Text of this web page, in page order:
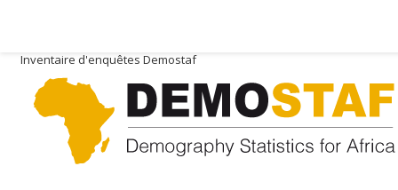
Inventaire d'enquêtes Demostaf